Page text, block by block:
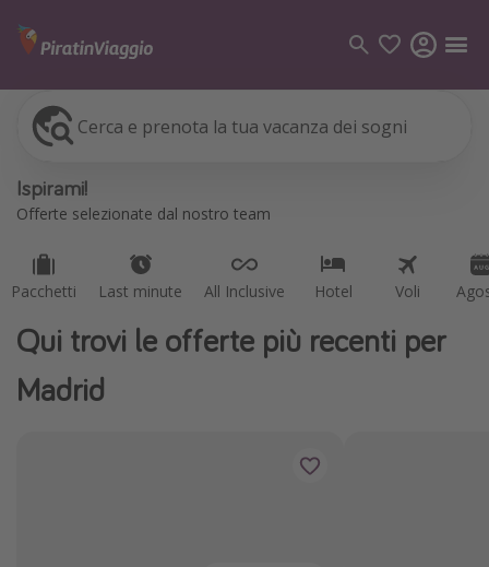
Cerca e prenota la tua vacanza dei sogni
Ispirami!
Offerte selezionate dal nostro team
Pacchetti Last minute All Inclusive Hotel Voli
Pacchetti
Voli
Vacanze
Qui trovi le offerte più recenti per
Madrid